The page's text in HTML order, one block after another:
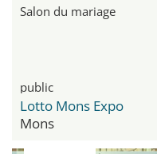
Salon du mariage
public
Lotto Mons Expo
Mons